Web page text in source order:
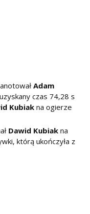
Adam
czas 74,28 s
Kubiak na ogierze
Dawid Kubiak na
którą ukończyła z